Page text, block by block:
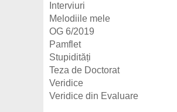
Interviuri
Melodiile mele
OG 6/2019
Pamflet
Stupidități
Teza de Doctorat
Veridice
Veridice din Evaluare